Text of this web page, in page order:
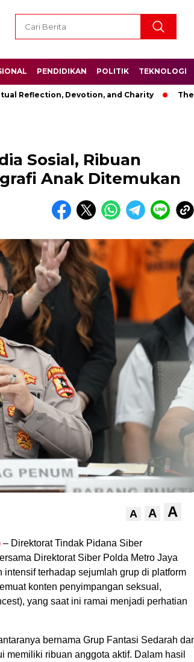
PENDIDIKAN POLITIK TEKNOLOGI
Devotion, and Charity The Latest
Sosial, Ribuan
Anak Ditemukan
A A A
– Direktorat Tindak Pidana Siber
Direktorat Siber Polda Metro Jaya
terhadap sejumlah grup di platform
konten penyimpangan seksual,
yang saat ini ramai menjadi perhatian
bernama Grup Fantasi Sedarah
memiliki ribuan anggota aktif. Dalam hasil